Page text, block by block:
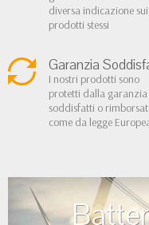
diversa indicazione sui
prodotti stessi
Garanzia
I nostri prodotti sono
protetti dalla garanzia
soddisfatti o rimborsati
come da legge